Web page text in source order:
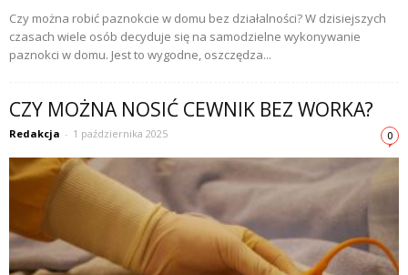
Czy można robić paznokcie w domu bez działalności? W dzisiejszych
czasach wiele osób decyduje się na samodzielne wykonywanie
paznokci w domu. Jest to wygodne, oszczędza...
CZY MOŻNA NOSIĆ CEWNIK BEZ WORKA?
Redakcja - 1 października 2025 0